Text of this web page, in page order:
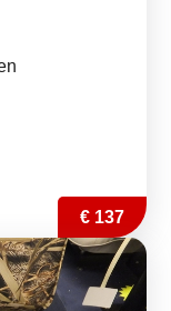
€ 137